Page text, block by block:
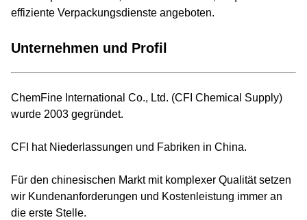
effiziente Verpackungsdienste angeboten.
Unternehmen und Profil
ChemFine International Co., Ltd. (CFI Chemical Supply)
wurde 2003 gegründet.
CFI hat Niederlassungen und Fabriken in China.
Für den chinesischen Markt mit komplexer Qualität setzen
wir Kundenanforderungen und Kostenleistung immer an
die erste Stelle.